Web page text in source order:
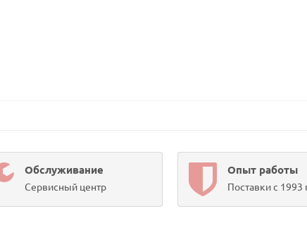
Обслуживание
Сервисный центр
Опыт работы
Поставки с 1993